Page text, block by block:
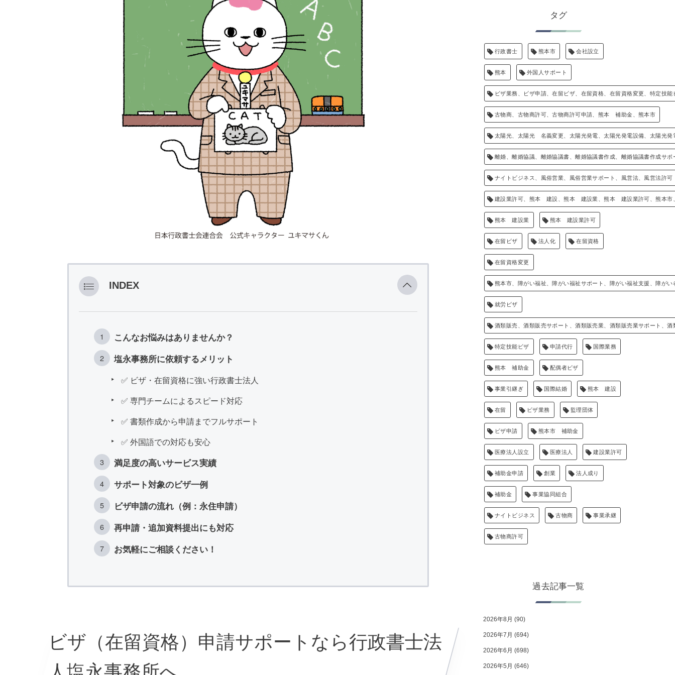
INDEX
こんなお悩みはありませんか？
塩永事務所に依頼するメリット
✅ ビザ・在留資格に強い行政書士法人
✅ 専門チームによるスピード対応
✅ 書類作成から申請までフルサポート
✅ 外国語での対応も安心
満足度の高いサービス実績
サポート対象のビザ一例
ビザ申請の流れ（例：永住申請）
再申請・追加資料提出にも対応
お気軽にご相談ください！
ビザ（在留資格）申請サポートなら行政書士法
タグ
行政書士 熊本市 会社設立
熊本 外国人サポート
ビザ業務、ビザ申請、在留ビザ、在留資格、在留資格変更、特定技能
古物商、古物商許可、古物商許可申請、熊本 補助金、熊本市
太陽光、太陽光 名義変更、太陽光発電、太陽光発電設備、太陽光
離婚、離婚協議、離婚協議書、離婚協議書作成、離婚協議書作成サポ
ナイトビジネス、風俗営業、風俗営業サポート、風営法、風営法許可
建設業許可、熊本 建設、熊本 建設業、熊本 建設業許可、熊本市
熊本 建設業 熊本 建設業許可
在留ビザ 法人化 在留資格
在留資格変更
熊本市、障がい福祉、障がい福祉サポート、障がい福祉支援、障がい
就労ビザ
酒類販売、酒類販売サポート、酒類販売業、酒類販売業サポート、
特定技能ビザ 申請代行 国際業務
熊本 補助金 配偶者ビザ
事業引継ぎ 国際結婚 熊本 建設
在留 ビザ業務 監理団体
ビザ申請 熊本市 補助金
医療法人設立 医療法人 建設業許可
補助金申請 創業 法人成り
補助金 事業協同組合
ナイトビジネス 古物商 事業承継
古物商許可
過去記事一覧
2026年8月 (90)
2026年7月 (694)
2026年6月 (698)
2026年5月 (646)